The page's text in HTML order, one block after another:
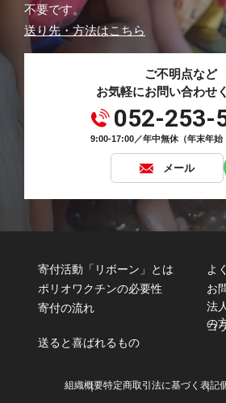
不要です。
送り先・方法はこちら
ご不明点など
お気軽にお問い合わせ
052-253-
9:00-17:00／年中無休（年末年始
メール
寄付活動「リボーン」とは
よ
ポリオワクチンの必要性
お
寄付の流れ
法
の
送ると喜ばれるもの
コ
組織概要特定商取引法に基づく表記